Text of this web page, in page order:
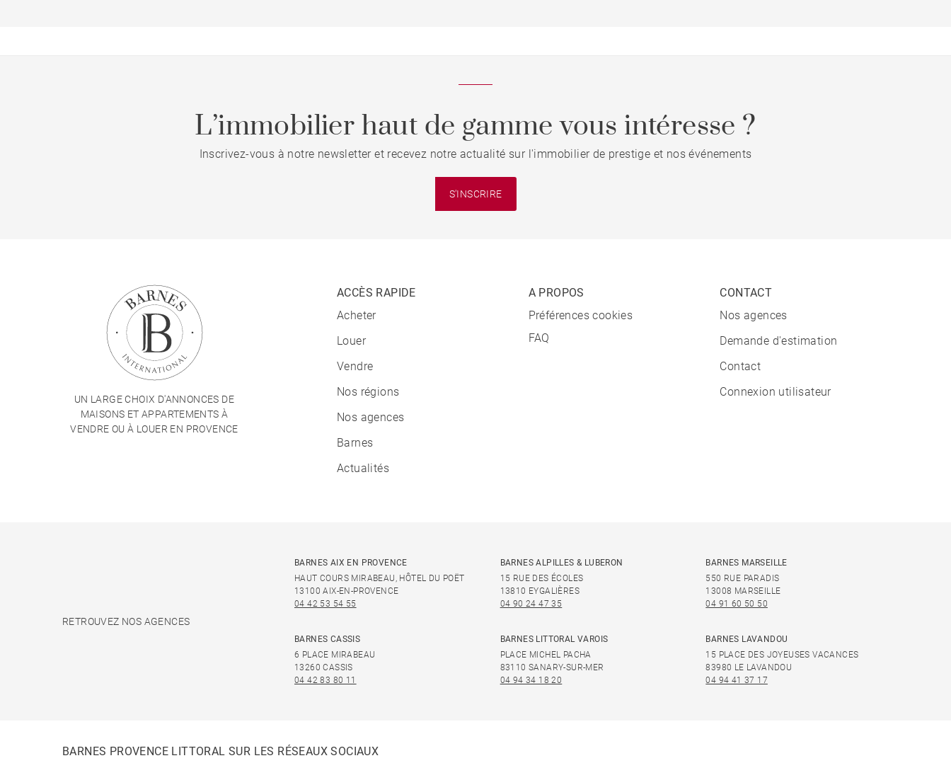
L’immobilier haut de gamme vous intéresse ?
Inscrivez-vous à notre newsletter et recevez notre actualité sur l'immobilier de prestige et nos événements
S'INSCRIRE
UN LARGE CHOIX D'ANNONCES DE
MAISONS ET APPARTEMENTS À
VENDRE OU À LOUER EN PROVENCE
ACCÈS RAPIDE
Acheter
Louer
Vendre
Nos régions
Nos agences
Barnes
Actualités
A PROPOS
Préférences cookies
FAQ
CONTACT
Nos agences
Demande d'estimation
Contact
Connexion utilisateur
RETROUVEZ NOS AGENCES
BARNES AIX EN PROVENCE
HAUT COURS MIRABEAU, HÔTEL DU POËT
13100 AIX-EN-PROVENCE
04 42 53 54 55
BARNES ALPILLES & LUBERON
15 RUE DES ÉCOLES
13810 EYGALIÈRES
04 90 24 47 35
BARNES MARSEILLE
550 RUE PARADIS
13008 MARSEILLE
04 91 60 50 50
BARNES CASSIS
6 PLACE MIRABEAU
13260 CASSIS
04 42 83 80 11
BARNES LITTORAL VAROIS
PLACE MICHEL PACHA
83110 SANARY-SUR-MER
04 94 34 18 20
BARNES LAVANDOU
15 PLACE DES JOYEUSES VACANCES
83980 LE LAVANDOU
04 94 41 37 17
BARNES PROVENCE LITTORAL SUR LES RÉSEAUX SOCIAUX